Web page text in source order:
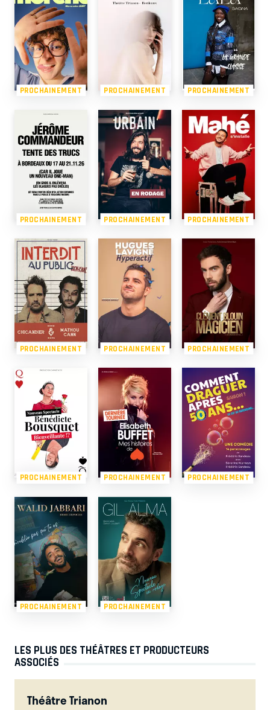
PROCHAINEMENT PROCHAINEMENT PROCHAINEMENT
PROCHAINEMENT PROCHAINEMENT PROCHAINEMENT
PROCHAINEMENT PROCHAINEMENT PROCHAINEMENT
PROCHAINEMENT PROCHAINEMENT PROCHAINEMENT
PROCHAINEMENT PROCHAINEMENT
LES PLUS DES THÉÂTRES ET PRODUCTEURS
ASSOCIÉS
Théâtre Trianon